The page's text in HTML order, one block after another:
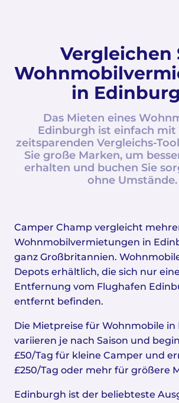
Vergleichen
in
Das Mieten eines
Edinburgh ist einfach mit
zeitsparenden Vergleichs-
Sie große Marken, um
erhalten und buchen Sie
ohne Umstände.
Camper Champ vergleicht
Wohnmobilvermietungen in
ganz Großbritannien.
Depots erhältlich, die sich nur
Entfernung vom Flughafen
entfernt befinden.
Die Mietpreise für Wohnmobile
variieren je nach Saison und
£50/Tag für kleine Camper und
£250/Tag oder mehr für größere
Edinburgh ist der beliebteste